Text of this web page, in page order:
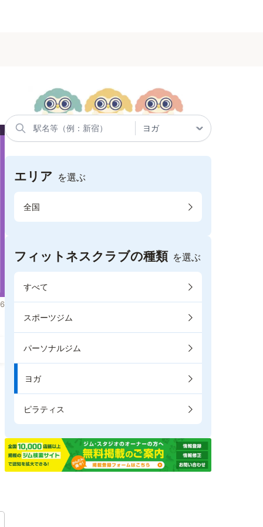
エリア を選ぶ
全国
フィットネスクラブの種類 を選ぶ
すべて
スポーツジム
パーソナルジム
ヨガ
ピラティス